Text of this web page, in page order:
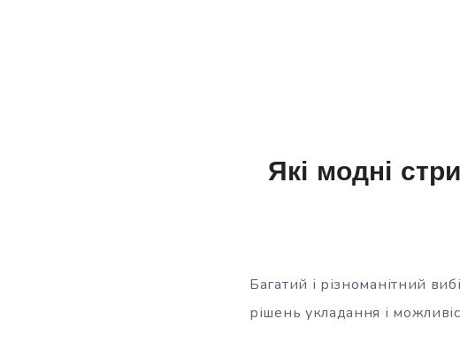
Які модні
Багатий і різноманітний
рішень укладання і